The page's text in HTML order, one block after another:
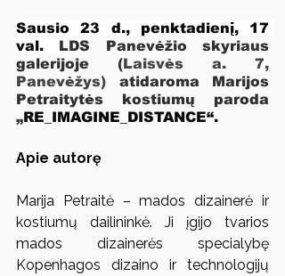
Sausio 23 d., penktadienį, 17
val. LDS Panevėžio skyriaus
galerijoje (Laisvės a. 7,
Panevėžys) atidaroma Marijos
Petraitytės kostiumų paroda
„RE_IMAGINE_DISTANCE“.
Apie autorę
Marija Petraitė – mados dizainerė ir
kostiumų dailininkė. Ji įgijo tvarios
mados dizainerės specialybę
Kopenhagos dizaino ir technologijų